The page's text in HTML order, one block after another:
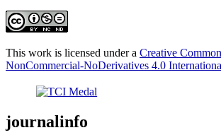
This work is licensed under a Creative
NonCommercial-NoDerivatives 4.0
journalinfo